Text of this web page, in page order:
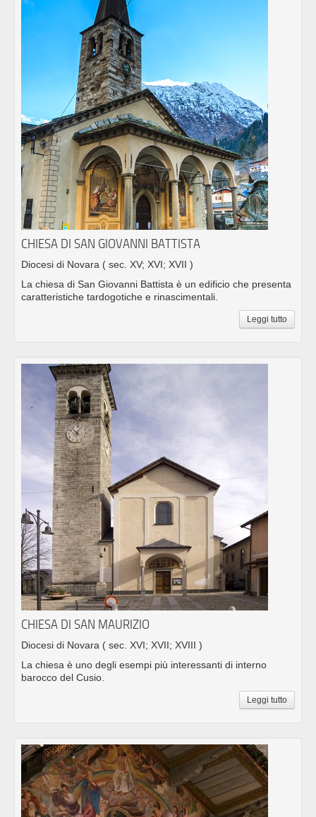
CHIESA DI SAN GIOVANNI BATTISTA
Diocesi di Novara ( sec. XV; XVI; XVII )
La chiesa di San Giovanni Battista è un edificio che presenta
caratteristiche tardogotiche e rinascimentali.
Leggi tutto
CHIESA DI SAN MAURIZIO
Diocesi di Novara ( sec. XVI; XVII; XVIII )
La chiesa è uno degli esempi più interessanti di interno
barocco del Cusio.
Leggi tutto